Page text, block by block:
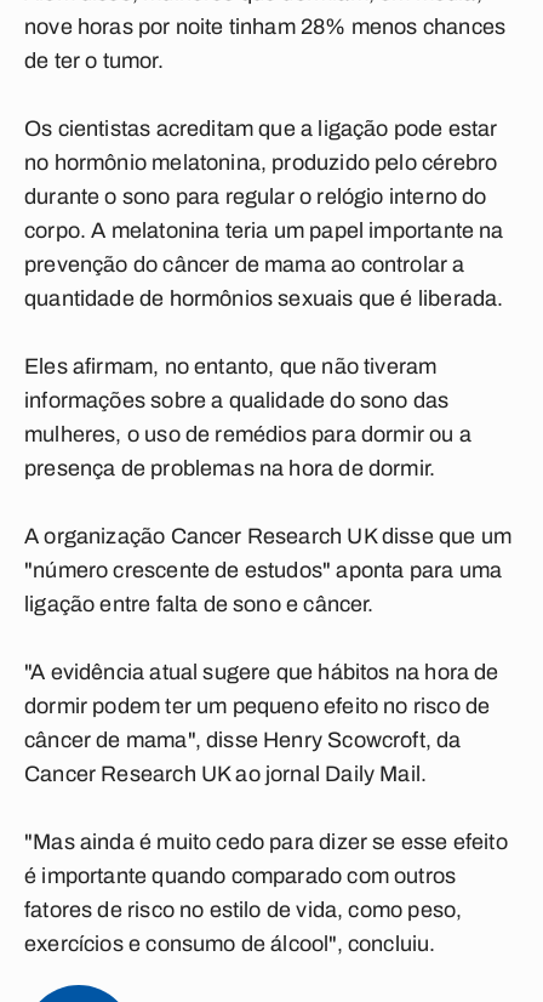
nove horas por noite tinham 28% menos chances
de ter o tumor.
Os cientistas acreditam que a ligação pode estar
no hormônio melatonina, produzido pelo cérebro
durante o sono para regular o relógio interno do
corpo. A melatonina teria um papel importante na
prevenção do câncer de mama ao controlar a
quantidade de hormônios sexuais que é liberada.
Eles afirmam, no entanto, que não tiveram
informações sobre a qualidade do sono das
mulheres, o uso de remédios para dormir ou a
presença de problemas na hora de dormir.
A organização Cancer Research UK disse que um
"número crescente de estudos" aponta para uma
ligação entre falta de sono e câncer.
"A evidência atual sugere que hábitos na hora de
dormir podem ter um pequeno efeito no risco de
câncer de mama", disse Henry Scowcroft, da
Cancer Research UK ao jornal Daily Mail.
"Mas ainda é muito cedo para dizer se esse efeito
é importante quando comparado com outros
fatores de risco no estilo de vida, como peso,
exercícios e consumo de álcool", concluiu.